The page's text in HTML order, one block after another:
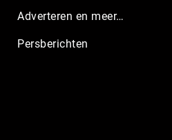
Adverteren en meer…
Persberichten